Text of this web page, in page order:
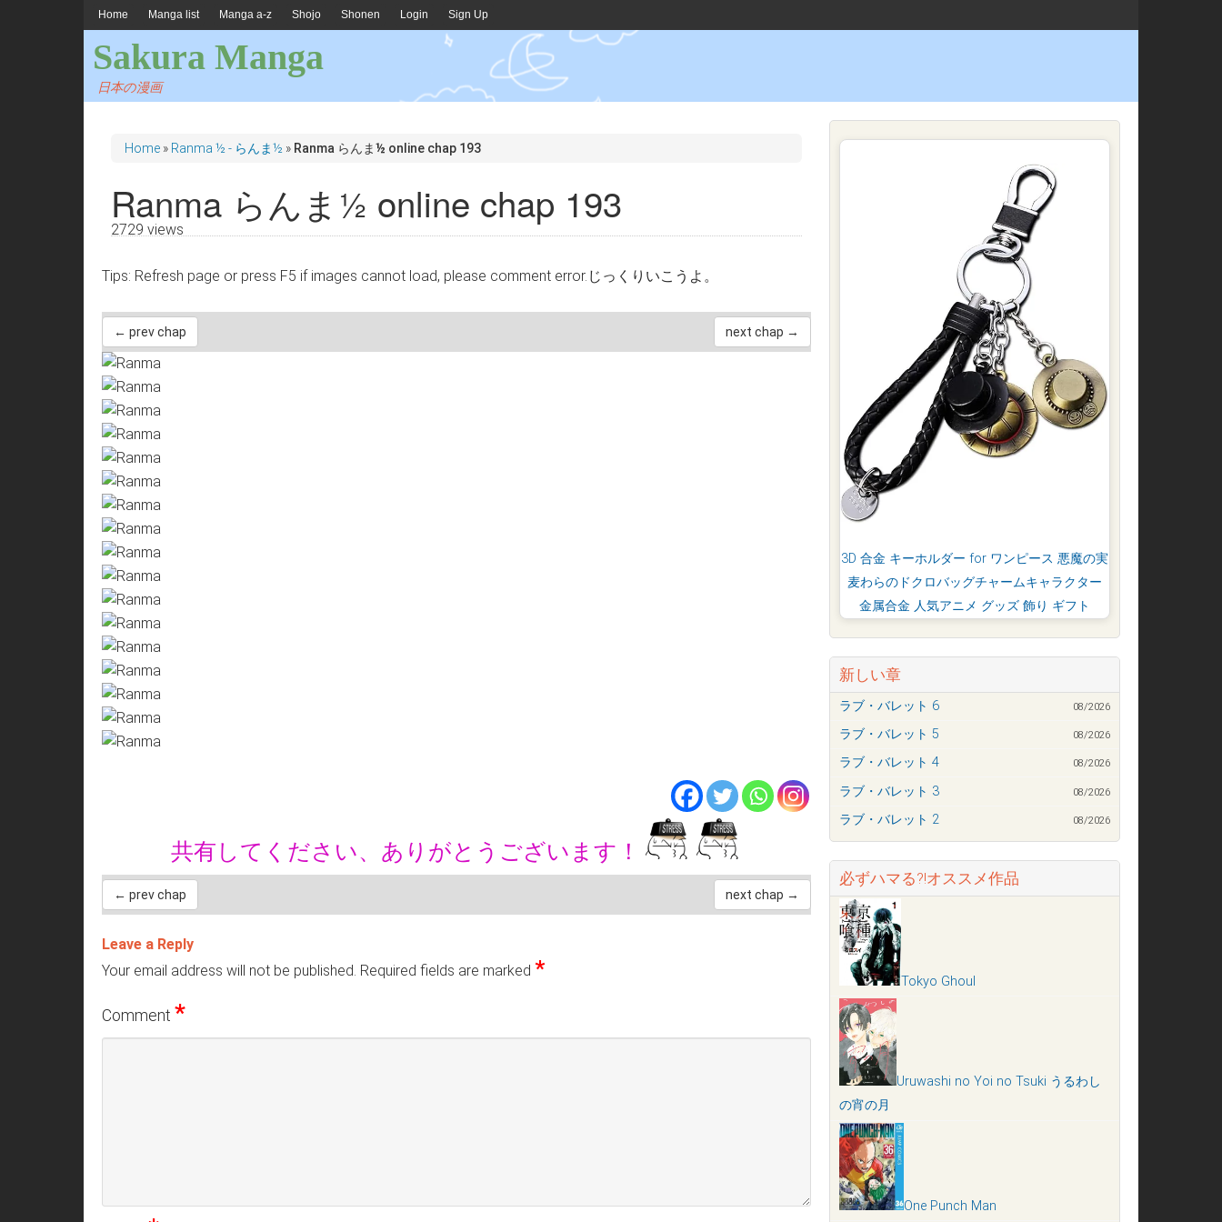
Home Manga list Manga a-z Shojo Shonen Login Sign Up
Sakura Manga
日本の漫画
Home » Ranma ½ - らんま½ » Ranma らんま½ online chap 193
Ranma らんま½ online chap 193
2729 views
Tips: Refresh page or press F5 if images cannot load, please comment error.じっくりいこうよ。
← prev chap next chap →
共有してください、ありがとうございます！
← prev chap next chap →
Leave a Reply
Your email address will not be published. Required fields are marked *
Comment *
3D 合金 キーホルダー for ワンピース 悪魔の実
麦わらのドクロバッグチャームキャラクター
金属合金 人気アニメ グッズ 飾り ギフト
新しい章
ラブ・バレット 6 08/2026
ラブ・バレット 5 08/2026
ラブ・バレット 4 08/2026
ラブ・バレット 3 08/2026
ラブ・バレット 2 08/2026
必ずハマる?!オススメ作品
Tokyo Ghoul
Uruwashi no Yoi no Tsuki うるわし
の宵の月
One Punch Man